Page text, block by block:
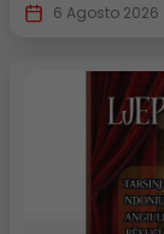
6 Agosto 2026